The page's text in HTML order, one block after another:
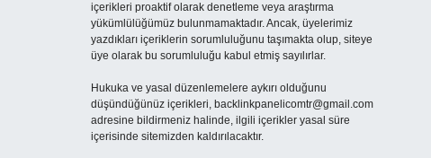
içerikleri proaktif olarak denetleme veya araştırma
yükümlülüğümüz bulunmamaktadır. Ancak, üyelerimiz
yazdıkları içeriklerin sorumluluğunu taşımakta olup, siteye
üye olarak bu sorumluluğu kabul etmiş sayılırlar.
Hukuka ve yasal düzenlemelere aykırı olduğunu
düşündüğünüz içerikleri, backlinkpanelicomtr@gmail.com
adresine bildirmeniz halinde, ilgili içerikler yasal süre
içerisinde sitemizden kaldırılacaktır.